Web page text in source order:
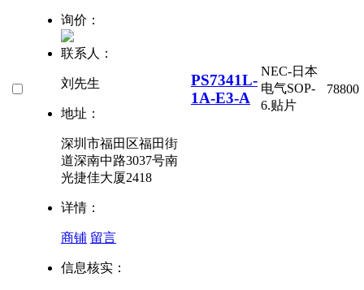
询价：
联系人：
刘先生
地址：
深圳市福田区福田街
道深南中路3037号南
光捷佳大厦2418
详情：
商铺 留言
信息核实：
PS7341L-
1A-E3-A
NEC-日本
电气SOP-
6.贴片
78800